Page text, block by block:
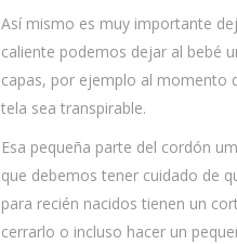
Así mismo es muy importante
caliente podemos dejar al bebé
capas, por ejemplo al momento
tela sea transpirable.
Esa pequeña parte del cordón
que debemos tener cuidado de
para recién nacidos tienen un
cerrarlo o incluso hacer un